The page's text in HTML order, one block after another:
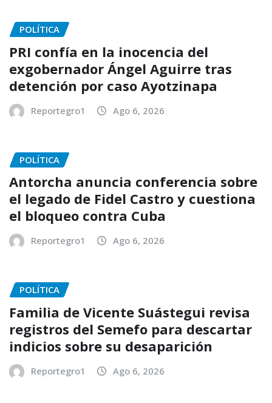
POLÍTICA
PRI confía en la inocencia del
exgobernador Ángel Aguirre tras
detención por caso Ayotzinapa
Reportegro1 Ago 6, 2026
POLÍTICA
Antorcha anuncia conferencia sobre
el legado de Fidel Castro y cuestiona
el bloqueo contra Cuba
Reportegro1 Ago 6, 2026
POLÍTICA
Familia de Vicente Suástegui revisa
registros del Semefo para descartar
indicios sobre su desaparición
Reportegro1 Ago 6, 2026